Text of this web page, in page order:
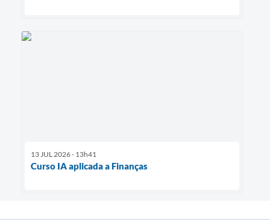
13 JUL 2026 - 13h41
Curso IA aplicada a Finanças